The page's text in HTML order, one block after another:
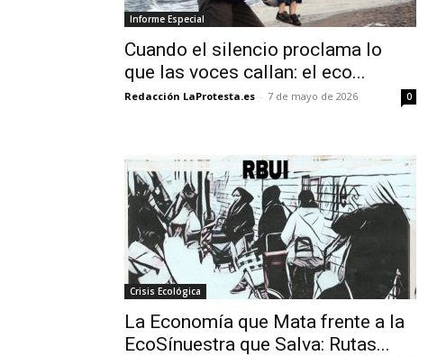
Informe Especial
Cuando el silencio proclama lo
que las voces callan: el eco...
Redacción LaProtesta.es - 7 de mayo de 2026 0
Crisis Ecológica
La Economía que Mata frente a la
EcoSínuestra que Salva: Rutas...